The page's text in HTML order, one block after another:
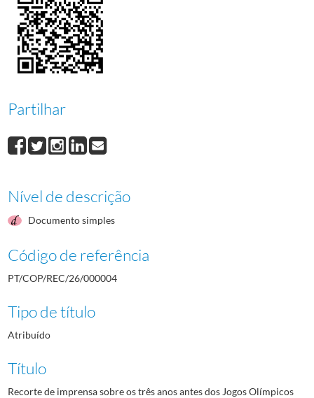
Partilhar
Nível de descrição
Documento simples
Código de referência
PT/COP/REC/26/000004
Tipo de título
Atribuído
Título
Recorte de imprensa sobre os três anos antes dos Jogos Olímpicos